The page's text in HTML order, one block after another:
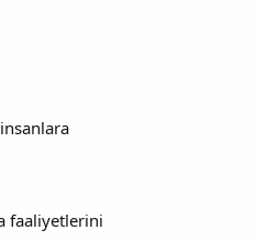
faaliyetlerini